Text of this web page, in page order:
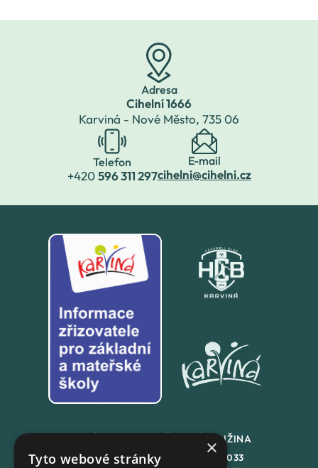
Adresa
Cihelní 1666
Karviná - Nové Město, 735 06
Telefon
+420596 311 297
E-mail
cihelni@cihelni.cz
+420558 846 032
ŠKOLNÍ DRUŽINA
558 846 033
×
Tyto webové stránky